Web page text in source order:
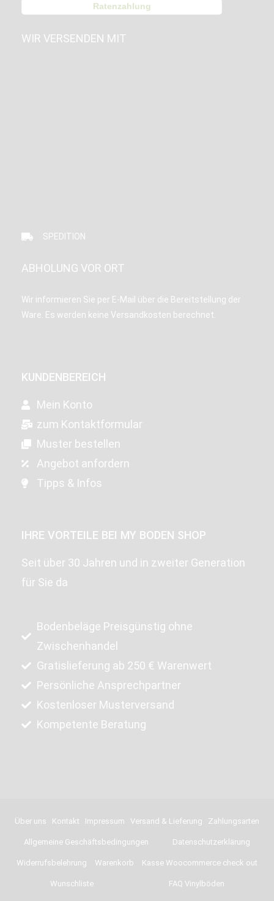
Ratenzahlung
WIR VERSENDEN MIT
SPEDITION
ABHOLUNG VOR ORT
Wir informieren Sie per E-Mail über die Bereitstellung der
Ware. Es werden keine Versandkosten berechnet.
KUNDENBEREICH
Mein Konto
zum Kontaktformular
Muster bestellen
Angebot anfordern
Tipps & Infos
IHRE VORTEILE BEI MY BODEN SHOP
Seit über 30 Jahren und in zweiter Generation
für Sie da
Bodenbeläge Preisgünstig ohne
Zwischenhandel
Gratislieferung ab 250 € Warenwert
Persönliche Ansprechpartner
Kostenloser Musterversand
Kompetente Beratung
Über uns Kontakt Impressum Versand & Lieferung Zahlungsarten
Allgemeine Geschäftsbedingungen Datenschutzerklärung
Widerrufsbelehrung Warenkorb Kasse Woocommerce check out
Wunschliste FAQ Vinylböden